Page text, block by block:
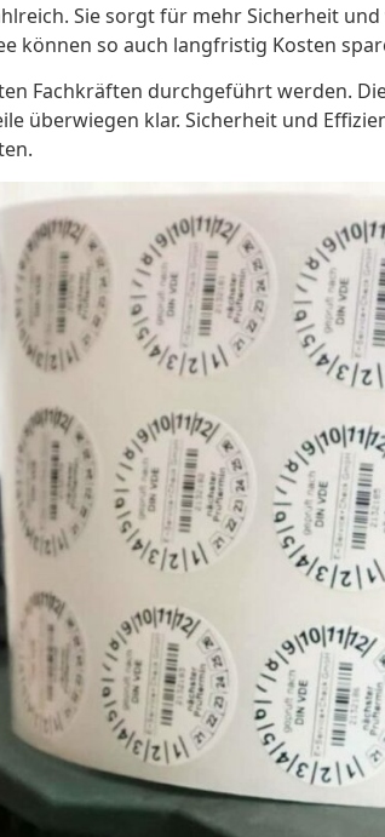
Sie sorgt für mehr Sicherheit
können so auch langfristig Kosten
Fachkräften durchgeführt werden.
überwiegen klar. Sicherheit und